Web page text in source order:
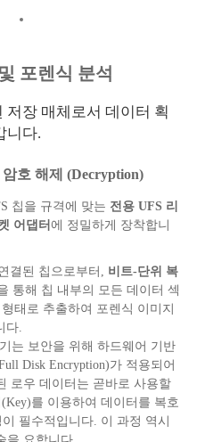
포렌식 분석
저장 매체로서 데이터 획
니다.
호 해제 (Decryption)
칩을 규격에 맞는 전용 UFS 리
어댑터 에 정밀하게 장착합니
결된 칩으로부터, 비트-단위 복
통해 칩 내부의 모든 데이터 섹
형태로 추출하여 포렌식 이미지
다.
는 보안을 위해 하드웨어 기반
Disk Encryption)가 적용되어
로우 데이터는 곧바로 사용할
를 이용하여 데이터를 복호
필수적입니다. 이 과정 역시